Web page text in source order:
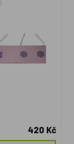
420 Kč